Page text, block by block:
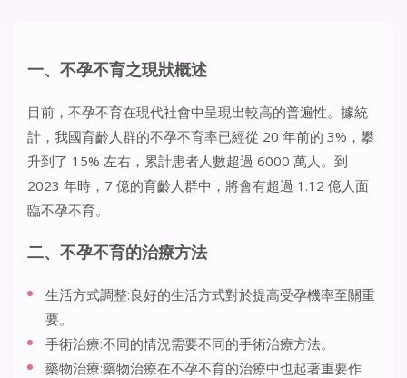
一、不孕不育之現狀概述
目前，不孕不育在現代社會中呈現出較高的普遍性。據統
計，我國育齡人群的不孕不育率已經從 20 年前的 3%，攀
升到了 15% 左右，累計患者人數超過 6000 萬人。到
2023 年時，7 億的育齡人群中，將會有超過 1.12 億人面
臨不孕不育。
二、不孕不育的治療方法
生活方式調整:良好的生活方式對於提高受孕機率至關重
要。
手術治療:不同的情況需要不同的手術治療方法。
藥物治療:藥物治療在不孕不育的治療中也起著重要作